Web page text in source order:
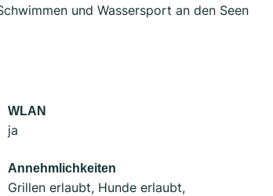
und Wassersport an den Seen
WLAN
ja
Annehmlichkeiten
Grillen erlaubt, Hunde erlaubt,